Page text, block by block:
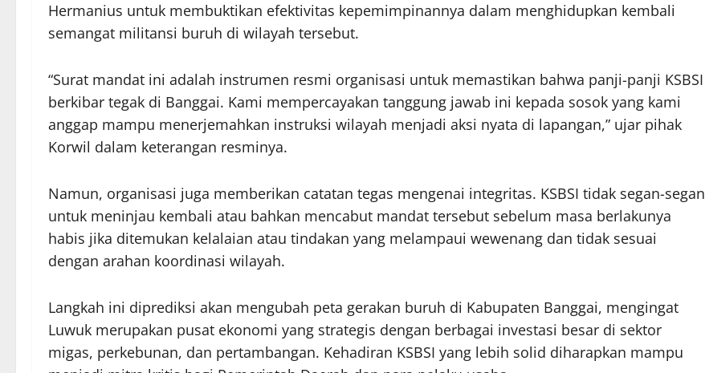
Hermanius untuk membuktikan efektivitas kepemimpinannya dalam menghidupkan kembali
semangat militansi buruh di wilayah tersebut.
“Surat mandat ini adalah instrumen resmi organisasi untuk memastikan bahwa panji-panji KSBSI
berkibar tegak di Banggai. Kami mempercayakan tanggung jawab ini kepada sosok yang kami
anggap mampu menerjemahkan instruksi wilayah menjadi aksi nyata di lapangan,” ujar pihak
Korwil dalam keterangan resminya.
Namun, organisasi juga memberikan catatan tegas mengenai integritas. KSBSI tidak segan-segan
untuk meninjau kembali atau bahkan mencabut mandat tersebut sebelum masa berlakunya
habis jika ditemukan kelalaian atau tindakan yang melampaui wewenang dan tidak sesuai
dengan arahan koordinasi wilayah.
Langkah ini diprediksi akan mengubah peta gerakan buruh di Kabupaten Banggai, mengingat
Luwuk merupakan pusat ekonomi yang strategis dengan berbagai investasi besar di sektor
migas, perkebunan, dan pertambangan. Kehadiran KSBSI yang lebih solid diharapkan mampu